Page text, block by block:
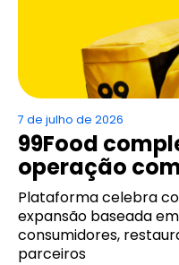
7 de julho de 2026
99Food
operação
Plataforma celebra
expansão baseada
consumidores,
parceiros